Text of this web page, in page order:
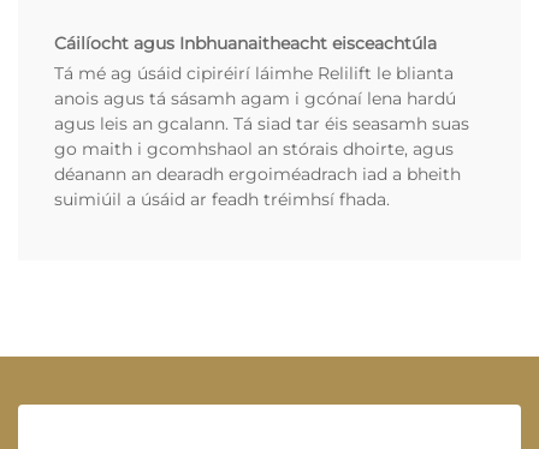
Cáilíocht agus Inbhuanaitheacht eisceachtúla
Tá mé ag úsáid cipiréirí láimhe Relilift le blianta
anois agus tá sásamh agam i gcónaí lena hardú
agus leis an gcalann. Tá siad tar éis seasamh suas
go maith i gcomhshaol an stórais dhoirte, agus
déanann an dearadh ergoiméadrach iad a bheith
suimiúil a úsáid ar feadh tréimhsí fhada.